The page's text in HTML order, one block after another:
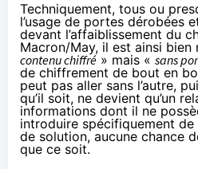
Techniquement, tous ou
l’usage de portes dérobées
devant l’affaiblissement du
Macron/May, il est ainsi bien
contenu chiffré » mais « sans
de chiffrement de bout en
peut pas aller sans l’autre,
qu’il soit, ne devient qu’un
informations dont il ne
introduire spécifiquement
de solution, aucune chance
que ce soit.